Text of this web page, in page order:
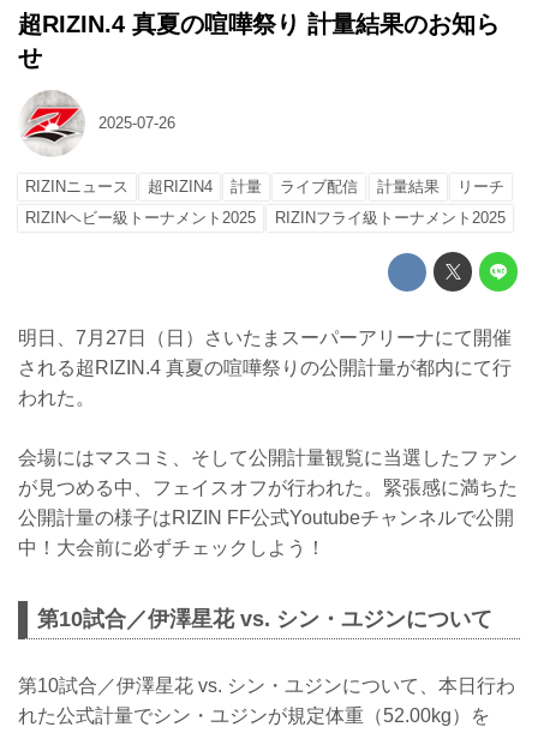
超RIZIN.4 真夏の喧嘩祭り 計量結果のお知ら
せ
2025-07-26
RIZINニュース 超RIZIN4 計量 ライブ配信 計量結果
リーチ
RIZINヘビー級トーナメント2025
RIZINフライ級トーナメント2025
明日、7月27日（日）さいたまスーパーアリーナにて開催
される超RIZIN.4 真夏の喧嘩祭りの公開計量が都内にて行
われた。
会場にはマスコミ、そして公開計量観覧に当選したファン
が見つめる中、フェイスオフが行われた。緊張感に満ちた
公開計量の様子はRIZIN FF公式Youtubeチャンネルで公開
中！大会前に必ずチェックしよう！
第10試合／伊澤星花 vs. シン・ユジンについて
第10試合／伊澤星花 vs. シン・ユジンについて、本日行わ
れた公式計量でシン・ユジンが規定体重（52.00kg）を